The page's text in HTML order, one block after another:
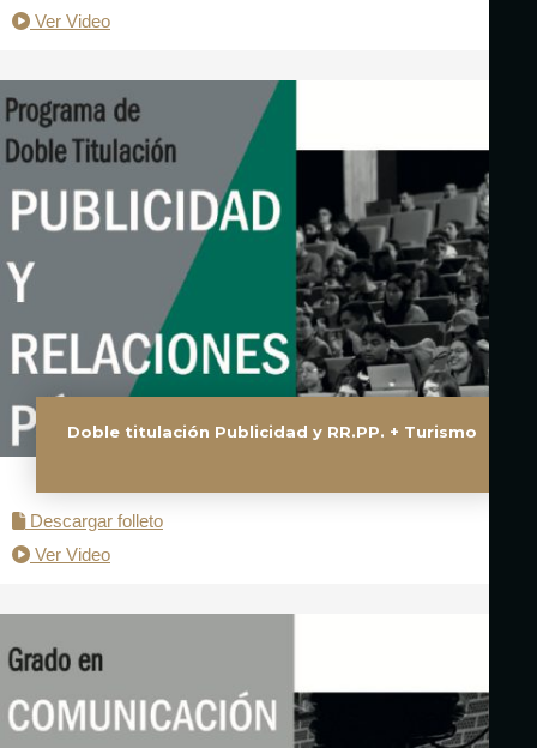
Ver Video
Doble titulación Publicidad y RR.PP. + Turismo
Descargar folleto
Ver Video